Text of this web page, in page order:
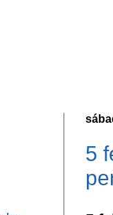
5